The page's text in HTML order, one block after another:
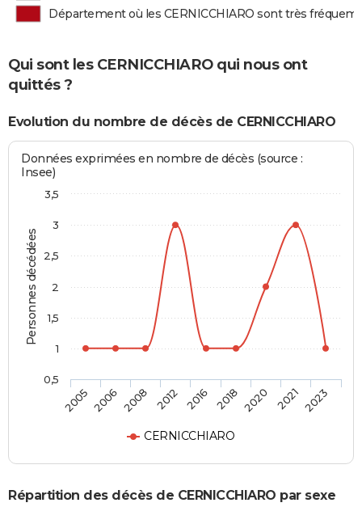
Département où les CERNICCHIARO sont très
Qui sont les CERNICCHIARO qui nous ont
quittés ?
Evolution du nombre de décès de CERNICCHIARO
Personnes décédées
Données exprimées en nombre de décès (source :
Insee)
CERNICCHIARO
2005 2006 2008 2012 2016 2018 2020 2021 2023
0,5
1
1,5
2
2,5
3
3,5
Répartition des décès de CERNICCHIARO par sexe